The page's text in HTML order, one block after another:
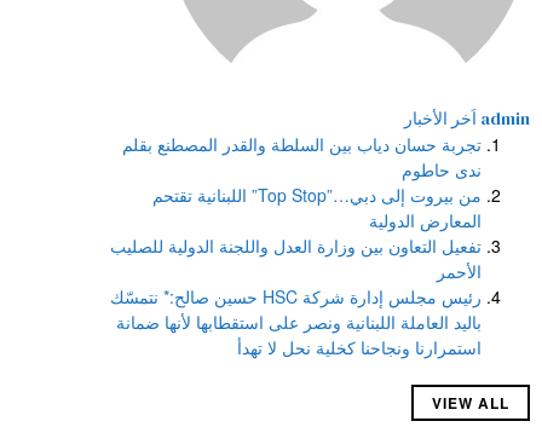
admin اَخر الأخبار
تجربة حسان دياب بين السلطة والقدر المصطنع بقلم
ندى حاطوم
من بيروت إلى دبي…”Top Stop” اللبنانية تقتحم
المعارض الدولية
تفعيل التعاون بين وزارة العدل واللجنة الدولية للصليب
الأحمر
رئيس مجلس إدارة شركة HSC حسين صالح:* نتمسّك
باليد العاملة اللبنانية ونصر على استقطابها لأنها ضمانة
استمرارنا ونجاحنا كخلية نحل لا تهدأ
VIEW ALL